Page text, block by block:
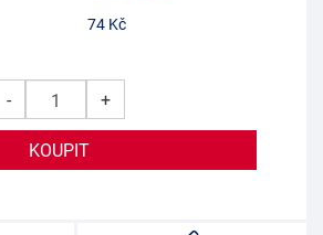
74 Kč
- +